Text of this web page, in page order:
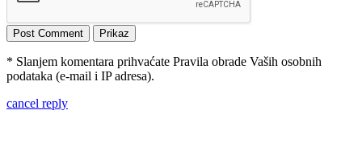
* Slanjem komentara prihvaćate Pravila obrade Vaših osobnih
podataka (e-mail i IP adresa).
cancel reply